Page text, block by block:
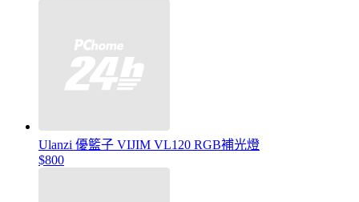
Ulanzi 優籃子 VIJIM VL120 RGB補光燈
$800